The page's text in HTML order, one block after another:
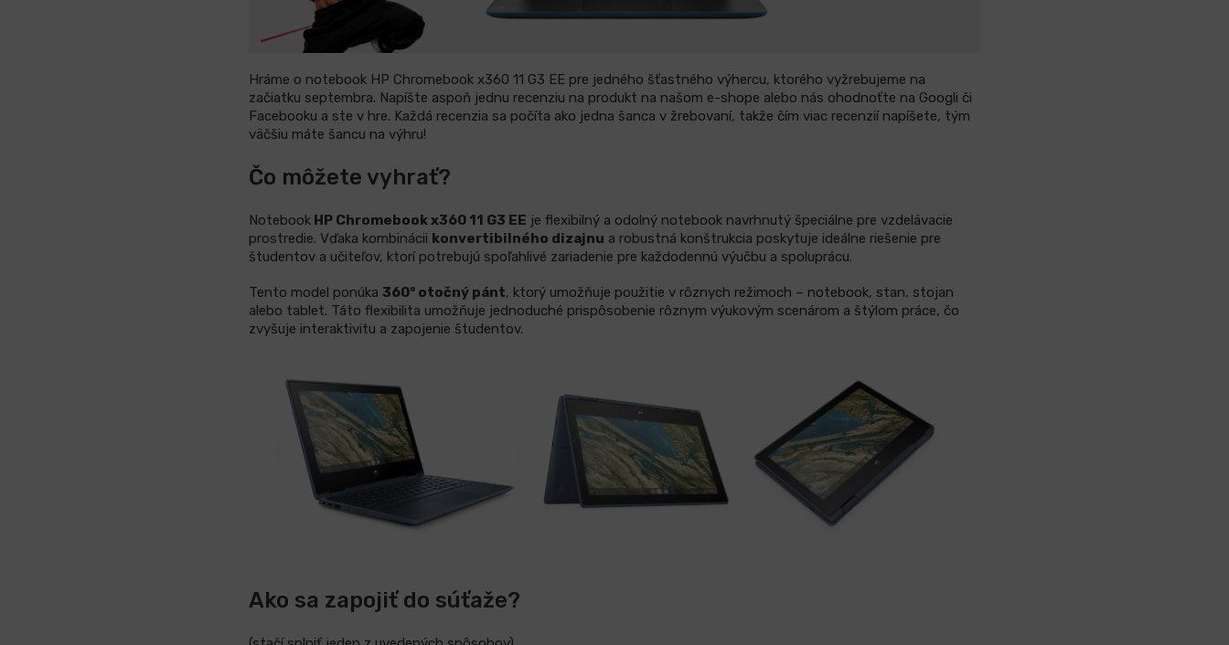
Hráme o notebook HP Chromebook x360 11 G3 EE pre jedného šťastného výhercu, ktorého vyžrebujeme na
začiatku septembra. Napíšte aspoň jednu recenziu na produkt na našom e-shope alebo nás ohodnoťte na Googli či
Facebooku a ste v hre. Každá recenzia sa počíta ako jedna šanca v žrebovaní, takže čím viac recenzií napíšete, tým
väčšiu máte šancu na výhru!
Čo môžete vyhrať?
Notebook HP Chromebook x360 11 G3 EE je flexibilný a odolný notebook navrhnutý špeciálne pre vzdelávacie
prostredie. Vďaka kombinácii konvertibilného dizajnu a robustná konštrukcia poskytuje ideálne riešenie pre
študentov a učiteľov, ktorí potrebujú spoľahlivé zariadenie pre každodennú výučbu a spoluprácu.
Tento model ponúka 360° otočný pánt, ktorý umožňuje použitie v rôznych režimoch – notebook, stan, stojan
alebo tablet. Táto flexibilita umožňuje jednoduché prispôsobenie rôznym výukovým scenárom a štýlom práce, čo
zvyšuje interaktivitu a zapojenie študentov.
Ako sa zapojiť do súťaže?